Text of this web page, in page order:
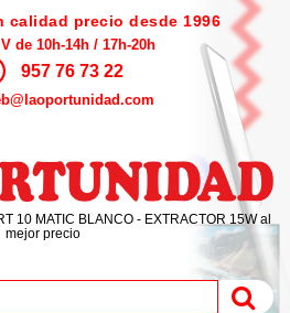
calidad precio desde 1996
de 10h-14h / 17h-20h
957 76 73 22
10 MATIC BLANCO - EXTRACTOR 15W al
mejor precio